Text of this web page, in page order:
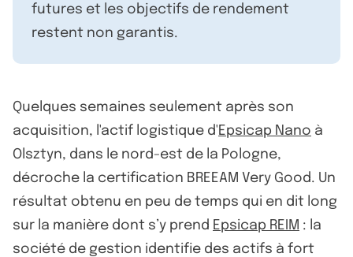
futures et les objectifs de rendement
restent non garantis.
Quelques semaines seulement après son
acquisition, l'actif logistique d'Epsicap Nano à
Olsztyn, dans le nord-est de la Pologne,
décroche la certification BREEAM Very Good. Un
résultat obtenu en peu de temps qui en dit long
sur la manière dont s’y prend Epsicap REIM : la
société de gestion identifie des actifs à fort